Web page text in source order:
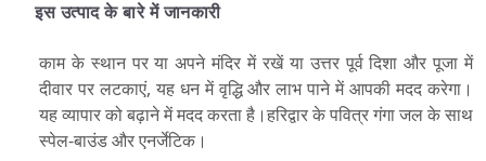
इस उत्पाद के बारे में जानकारी
काम के स्थान पर या अपने मंदिर में रखें या उत्तर पूर्व दिशा और पूजा में
दीवार पर लटकाएं, यह धन में वृद्धि और लाभ पाने में आपकी मदद करेगा।
यह व्यापार को बढ़ाने में मदद करता है।हरिद्वार के पवित्र गंगा जल के साथ
स्पेल-बाउंड और एनर्जेटिक।